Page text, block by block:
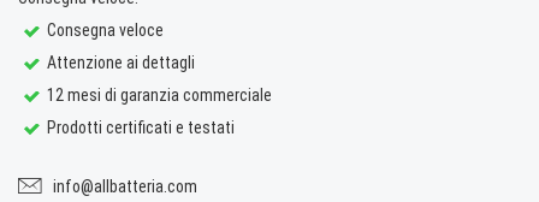
Consegna veloce
Attenzione ai dettagli
12 mesi di garanzia commerciale
Prodotti certificati e testati
info@allbatteria.com